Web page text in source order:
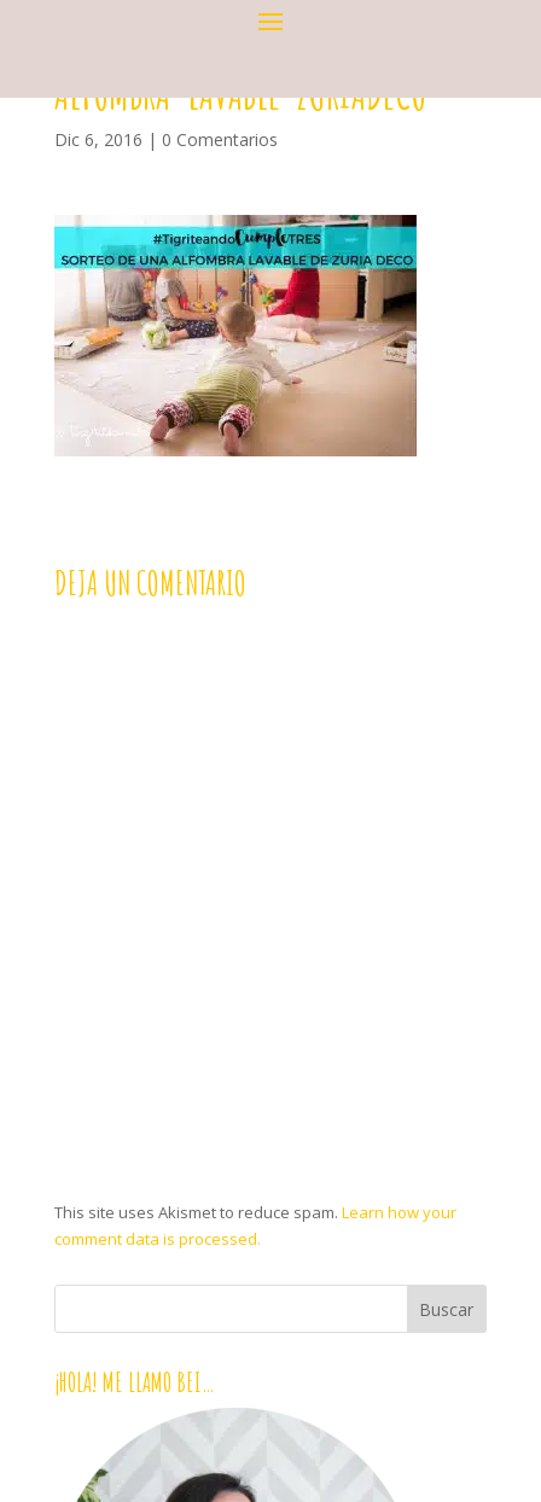
ALFOMBRA-LAVABLE-ZURIADECO
Dic 6, 2016 | 0 Comentarios
DEJA UN COMENTARIO
This site uses Akismet to reduce spam. Learn how your
comment data is processed.
¡HOLA! ME LLAMO BEI…